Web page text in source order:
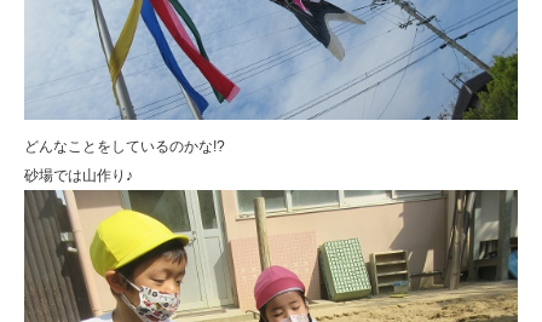
どんなことをしているのかな!?
砂場では山作り♪